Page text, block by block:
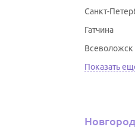
Санкт-
Гатчина
Всеволожск
Показать